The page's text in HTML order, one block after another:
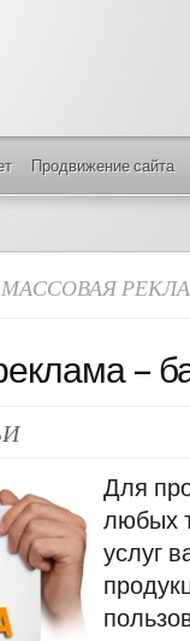
Продвижение сайта
–
Для
любых
услуг